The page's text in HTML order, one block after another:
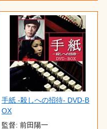
手紙 -殺しへの招待- DVD-B
OX
監督: 前田陽一